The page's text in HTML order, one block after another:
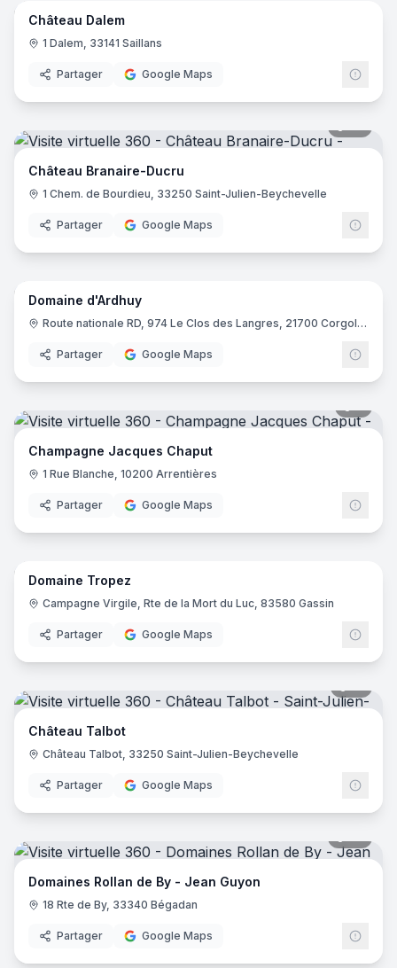
Château Dalem
1 Dalem, 33141 Saillans
Partager Google Maps
Château Branaire-Ducru
1 Chem. de Bourdieu, 33250 Saint-Julien-Beychevelle
Partager Google Maps
21
Domaine d'Ardhuy
Route nationale RD, 974 Le Clos des Langres, 21700 Corgoloin
Partager Google Maps
Champagne Jacques Chaput
1 Rue Blanche, 10200 Arrentières
Partager Google Maps
39
Domaine Tropez
Campagne Virgile, Rte de la Mort du Luc, 83580 Gassin
Partager Google Maps
Château Talbot
Château Talbot, 33250 Saint-Julien-Beychevelle
Partager Google Maps
Domaines Rollan de By - Jean Guyon
18 Rte de By, 33340 Bégadan
Partager Google Maps